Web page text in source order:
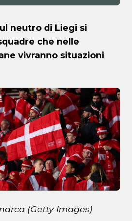
neutro di Liegi si
che nelle
vivranno situazioni
(Getty Images)